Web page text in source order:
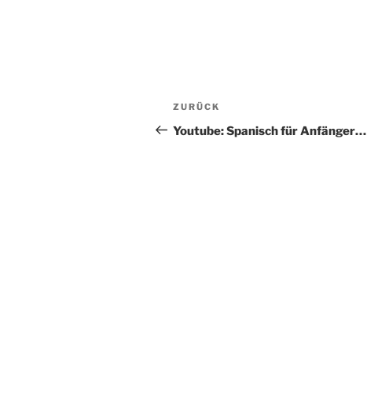
Beitragsnavigation
Vorheriger
Beitrag
ZURÜCK
Youtube: Spanisch für Anfänger…